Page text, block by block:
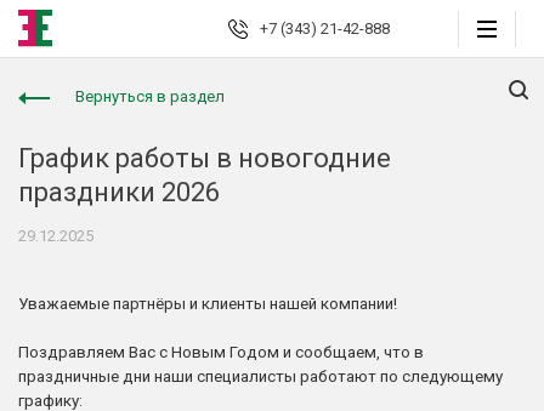
+7 (343) 21-42-888
Екатеринбург
Юридические
услуги
Страховые споры
Страховой консалтинг
Вернуться в раздел
График работы в новогодние
праздники 2026
29.12.2025
Уважаемые партнёры и клиенты нашей компании!
Поздравляем Вас с Новым Годом и сообщаем, что в
праздничные дни наши специалисты работают по следующему
графику: